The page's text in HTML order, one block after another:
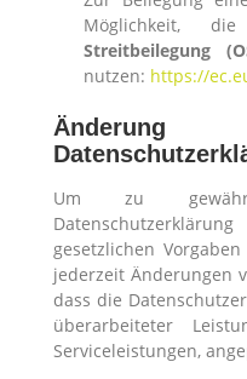
Möglichkeit,
Streitbeilegung
nutzen: https://
Um zu
gesetzlichen
jederzeit Änderungen
dass die
überarbeiteter
Serviceleistungen,